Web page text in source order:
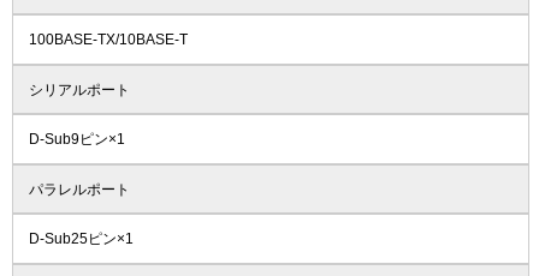
100BASE-TX/10BASE-T
シリアルポート
D-Sub9ピン×1
パラレルポート
D-Sub25ピン×1